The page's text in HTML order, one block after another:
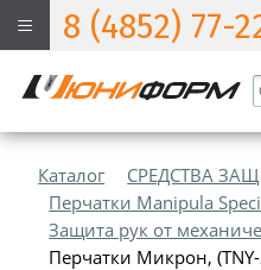
8 (4852) 77-
Каталог
СРЕДСТВА
Перчатки Manipula
Защита рук от
Перчатки Микрон,